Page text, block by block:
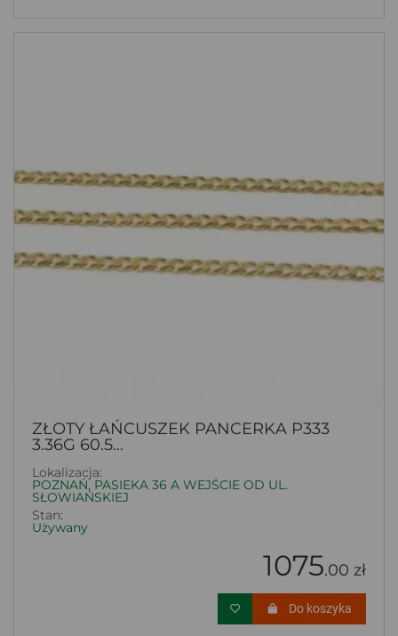
ZŁOTY ŁAŃCUSZEK PANCERKA P333
3.36G 60.5...
Lokalizacja:
POZNAŃ, PASIEKA 36 A WEJŚCIE OD UL.
SŁOWIAŃSKIEJ
Stan:
Używany
1075.00 zł
Do koszyka